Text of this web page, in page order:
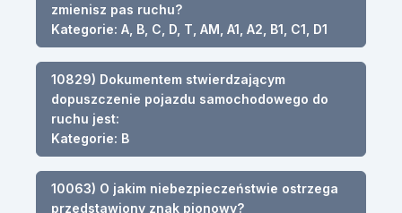
zmienisz pas ruchu?
Kategorie: A, B, C, D, T, AM, A1, A2, B1, C1, D1
10829) Dokumentem stwierdzającym
dopuszczenie pojazdu samochodowego do
ruchu jest:
Kategorie: B
10063) O jakim niebezpieczeństwie ostrzega
przedstawiony znak pionowy?